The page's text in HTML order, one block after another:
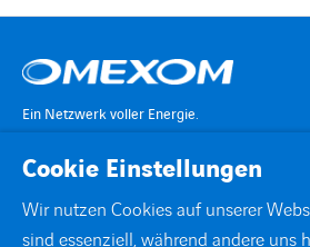
Ein Netzwerk voller Energie.
Cookie Einstellungen
Wir nutzen Cookies auf unserer
sind essenziell, während andere uns